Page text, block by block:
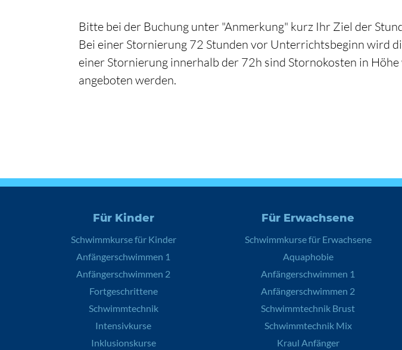
Bitte bei der Buchung unter "Anmerkung" kurz Ihr Ziel der
Bei einer Stornierung 72 Stunden vor Unterrichtsbeginn wird
einer Stornierung innerhalb der 72h sind Stornokosten in
angeboten werden.
Für Kinder
Schwimmkurse für Kinder
Anfängerschwimmen 1
Anfängerschwimmen 2
Fortgeschrittene
Schwimmtechnik
Intensivkurse
Inklusionskurse
Für Erwachsene
Schwimmkurse für Erwachsene
Aquaphobie
Anfängerschwimmen 1
Anfängerschwimmen 2
Schwimmtechnik Brust
Schwimmtechnik Mix
Kraul Anfänger